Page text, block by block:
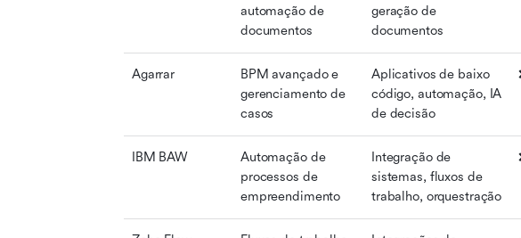
automação de
documentos
geração de
documentos
Agarrar
BPM avançado e
gerenciamento de
casos
Aplicativos de baixo
código, automação, IA
de decisão
IBM BAW
Automação de
processos de
empreendimento
Integração de
sistemas, fluxos de
trabalho, orquestração